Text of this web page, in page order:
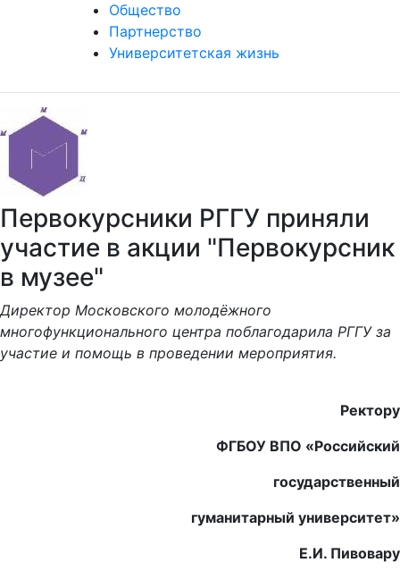
Общество
Партнерство
Университетская жизнь
Первокурсники РГГУ приняли
участие в акции "Первокурсник
в музее"
Директор Московского молодёжного
многофункционального центра поблагодарила РГГУ за
участие и помощь в проведении мероприятия.
Ректору
ФГБОУ ВПО «Российский
государственный
гуманитарный университет»
Е.И. Пивовару